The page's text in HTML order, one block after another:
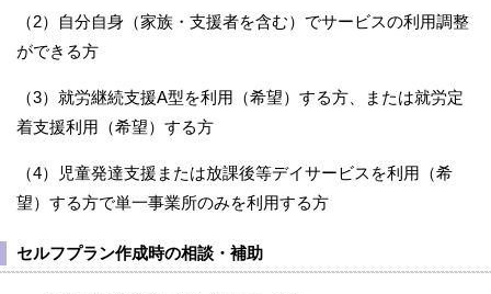
（2）自分自身（家族・支援者を含む）でサービスの利用調整
ができる方
（3）就労継続支援A型を利用（希望）する方、または就労定
着支援利用（希望）する方
（4）児童発達支援または放課後等デイサービスを利用（希
望）する方で単一事業所のみを利用する方
セルフプラン作成時の相談・補助